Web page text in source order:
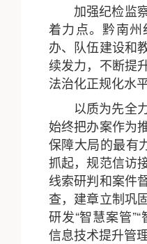
加强纪检监
着力点。黔南
办、队伍建设和
续发力，不断提
法治化正规化水平
以质为先全
始终把办案作为
保障大局的最有
抓起，规范信访
线索研判和案件
查，建章立制巩
研发“智慧案管
信息技术提升管